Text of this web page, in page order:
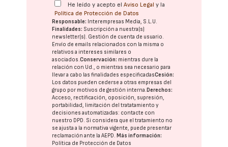
He leído y acepto elAviso Legal y la
Política de Protección de Datos
Responsable: Interempresas Media, S.L.U.
Finalidades: Suscripción a nuestra(s)
newsletter(s). Gestión de cuenta de usuario.
Envío de emails relacionados con la misma o
relativos a intereses similares o
asociados.Conservación: mientras dure la
relación con Ud., o mientras sea necesario para
llevar a cabo las finalidades especificadasCesión:
Los datos pueden cederse a otras empresas del
grupo por motivos de gestión interna.Derechos:
Acceso, rectificación, oposición, supresión,
portabilidad, limitación del tratatamiento y
decisiones automatizadas: contacte con
nuestro DPD. Si considera que el tratamiento no
se ajusta a la normativa vigente, puede presentar
reclamación ante laAEPD.Más información:
Política de Protección de Datos